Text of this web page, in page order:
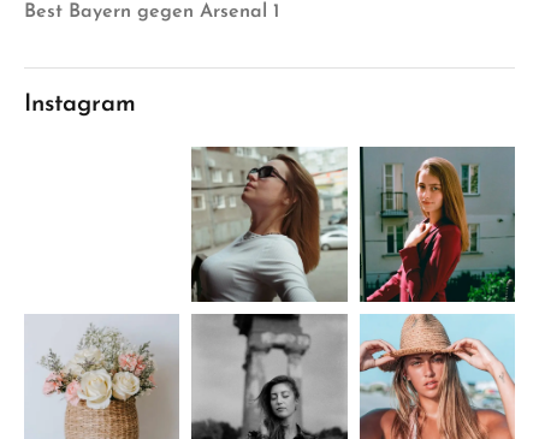
Best Bayern gegen Arsenal 1
Instagram